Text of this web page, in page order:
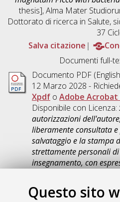
Questo sito
thesis], Alma Mater
Dottorato di ricerca in Salute,
37
Salva citazione
Documenti full-
Documento PDF
12 Marzo 2028 -
Xpdfo Adobe Acrobat
Disponibile con Licenza:
autorizzazioni
liberamente consultata
salvataggio e la stampa
strettamente personali
insegnamento, con
Ogni altro diritto sul
Download (5MB)|